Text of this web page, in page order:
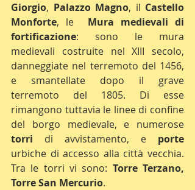
Giorgio, Palazzo Magno, il Castello
Monforte, le Mura medievali di
fortificazione: sono le mura
medievali costruite nel XIII secolo,
danneggiate nel terremoto del 1456,
e smantellate dopo il grave
terremoto del 1805. Di esse
rimangono tuttavia le linee di confine
torri di avvistamento, e
urbiche di accesso alla città vecchia.
Tra le torri vi sono: Torre Terzano,
Torre San Mercurio.